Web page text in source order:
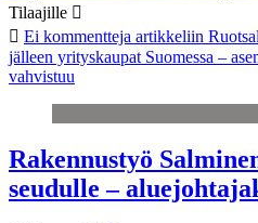
Tilaajille
Ei kommentteja artikkeliin
jälleen yrityskaupat Suomessa –
vahvistuu
Rakennustyö
seudulle –